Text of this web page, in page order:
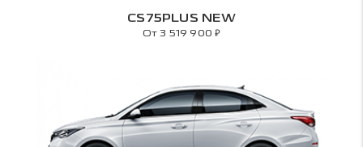
CS75PLUS NEW
От 3 519 900₽